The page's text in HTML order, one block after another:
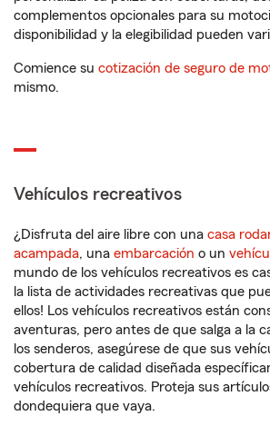
complementos opcionales para su
disponibilidad y la elegibilidad pueden
Comience su cotización de seguro de
mismo.
Vehículos recreativos
¿Disfruta del aire libre con una casa
acampada, una embarcación o un
mundo de los vehículos recreativos es
la lista de actividades recreativas que
ellos! Los vehículos recreativos están
aventuras, pero antes de que salga a la
los senderos, asegúrese de que sus
cobertura de calidad diseñada
vehículos recreativos. Proteja sus
dondequiera que vaya.